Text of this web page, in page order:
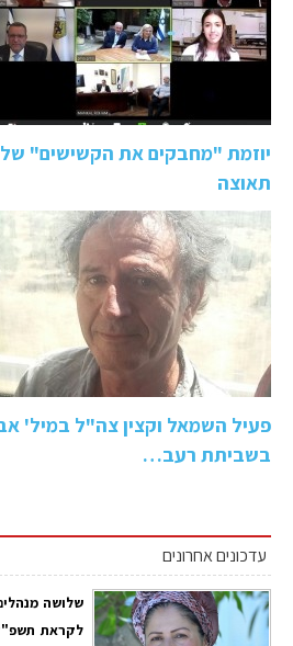
יוזמת "מחבקים את הקשישים" של
תאוצה
פעיל השמאל וקצין צה"ל במיל'
בשביתת רעב…
עדכונים אחרונים
שלושה
לקראת